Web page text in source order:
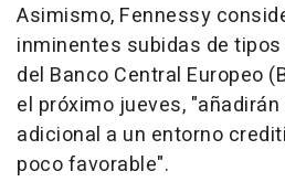
Asimismo, Fennessy
inminentes subidas de
del Banco Central Europeo
el próximo jueves,
adicional a un entorno
poco favorable".